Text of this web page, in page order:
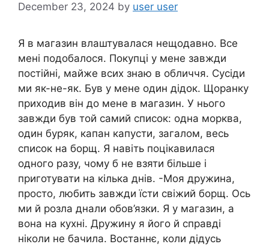
December 23, 2024 by user user
Я в магазин влаштувалася нещодавно. Все
мені подобалося. Покупці у мене завжди
постійні, майже всих знаю в обличчя. Сусіди
ми як-не-як. Був у мене один дідок. Щоранку
приходив він до мене в магазин. У нього
завжди був той самий список: одна морква,
один буряк, капан капусти, загалом, весь
список на борщ. Я навіть поцікавилася
одного разу, чому б не взяти більше і
приготувати на кілька днів. -Моя дружина,
просто, любить завжди їсти свіжий борщ. Ось
ми й розла днали обов’язки. Я у магазин, а
вона на кухні. Дружину я його й справді
ніколи не бачила. Востаннє, коли дідусь